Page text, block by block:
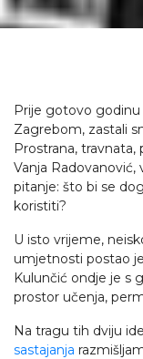
Prije gotovo
Zagrebom, zastali
Prostrana,
Vanja
pitanje: što bi se
koristiti?
U isto vrijeme,
umjetnosti postao
Kulunčić ondje je s
prostor učenja,
Na tragu tih dviju
sastajanja